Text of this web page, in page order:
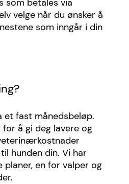
som betales via
velge når du ønsker å
som inngår i din
et fast månedsbeløp.
å gi deg lavere og
hunden din. Vi har
planer, en for valper og